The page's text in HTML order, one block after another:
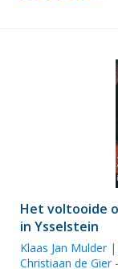
Het voltooide
in Ysselstein
Klaas Jan Mulder|
Christiaan de Gier